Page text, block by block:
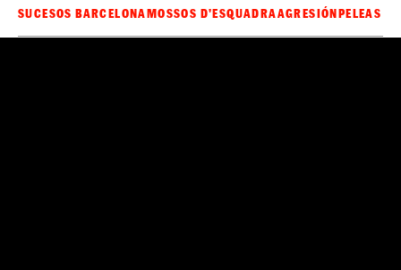
SUCESOS BARCELONAMOSSOS D'ESQUADRAAGRESIÓNPELEAS